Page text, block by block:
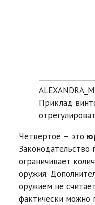
Приклад
Четвертое – это
ограничивает
оружия.
оружием не
фактически можно